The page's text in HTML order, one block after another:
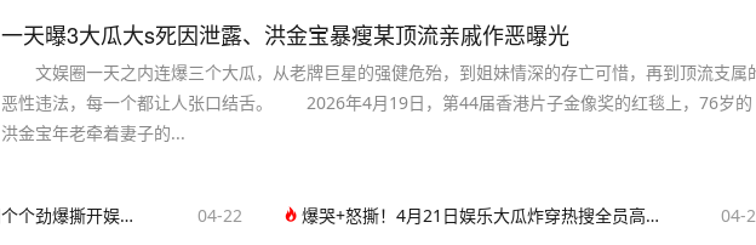
一天曝3大瓜大s死因泄露、洪金宝暴瘦某顶流亲戚作恶曝光
文娱圈一天之内连爆三个大瓜，从老牌巨星的强健危殆，到姐妹情深的存亡可惜，再到顶流支属
恶性违法，每一个都让人张口结舌。 2026年4月19日，第44届香港片子金像奖的红毯上，76岁的
洪金宝年老牵着妻子的...
近20年来三大著名的桃色新闻个个劲爆撕开娱乐圈最不堪的一面 04-22 爆哭+怒撕！4月21日娱乐大瓜炸穿热搜全员高能不掺水 04-